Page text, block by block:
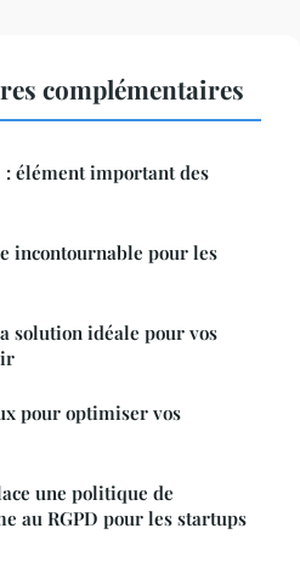
complémentaires
élément important des
incontournable pour les
solution idéale pour vos
pour optimiser vos
une politique de
au RGPD pour les startups